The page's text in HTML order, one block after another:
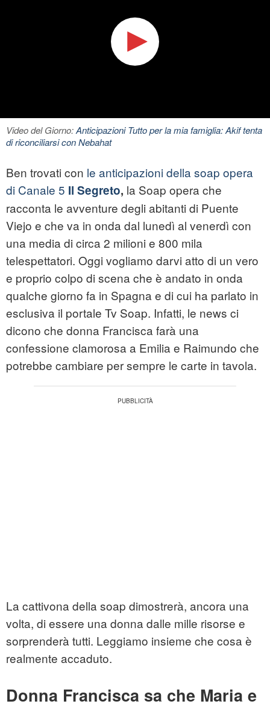
Video del Giorno:Anticipazioni Tutto per la mia famiglia: Akif tenta
di riconciliarsi con Nebahat
Ben trovati con le anticipazioni della soap opera
di Canale 5 Il Segreto, la Soap opera che
racconta le avventure degli abitanti di Puente
Viejo e che va in onda dal lunedì al venerdì con
una media di circa 2 milioni e 800 mila
telespettatori. Oggi vogliamo darvi atto di un vero
e proprio colpo di scena che è andato in onda
qualche giorno fa in Spagna e di cui ha parlato in
esclusiva il portale Tv Soap. Infatti, le news ci
dicono che donna Francisca farà una
confessione clamorosa a Emilia e Raimundo che
potrebbe cambiare per sempre le carte in tavola.
La cattivona della soap dimostrerà, ancora una
volta, di essere una donna dalle mille risorse e
sorprenderà tutti. Leggiamo insieme che cosa è
realmente accaduto.
Donna Francisca sa che Maria e